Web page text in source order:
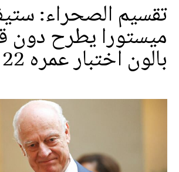
تقسيم الصحراء:
ميستورا يطرح دون
بالون اختبار عمره 22 عاما